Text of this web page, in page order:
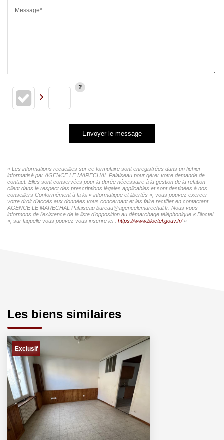
Message*
Envoyer le message
« Les informations recueillies sur ce formulaire sont enregistrées dans un fichier
informatisé par AGENCE LE MARECHAL Palaiseau pour gérer votre demande de
contact. Elles sont conservées pour la durée nécessaire à la gestion de la relation
client dans le respect des prescriptions légales applicables et sont destinées à nos
conseillers Conformément à la loi « informatique et libertés », vous pouvez exercer
votre droit d'accès aux données vous concernant et les faire rectifier en contactant
AGENCE LE MARECHAL Palaiseau bureau@agencelemarechal.fr. Nous vous
informons de l'existence de la liste d'opposition au démarchage téléphonique « Bloctel
», sur laquelle vous pouvez vous inscrire ici : https://www.bloctel.gouv.fr/»
Les biens similaires
Exclusif